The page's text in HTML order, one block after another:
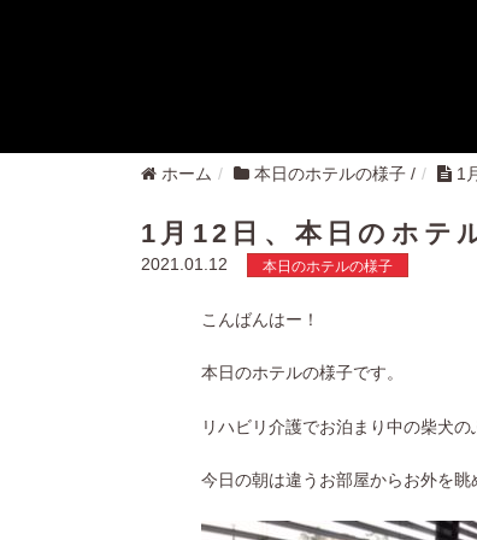
ホーム 本日のホテルの様子 / 1
1月12日、本日のホテ
2021.01.12 本日のホテルの様子
こんばんはー！
本日のホテルの様子です。
リハビリ介護でお泊まり中の柴犬の
今日の朝は違うお部屋からお外を眺